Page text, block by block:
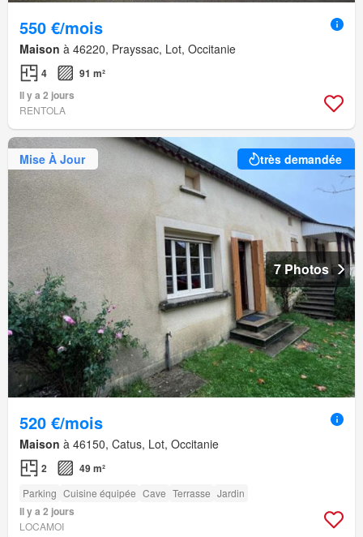
550 €/mois
Maison à 46220, Prayssac, Lot, Occitanie
4
91 m²
Il y a 2 jours
RENTOLA
Mise À Jour très demandée
7 Photos
520 €/mois
Maison à 46150, Catus, Lot, Occitanie
2 49 m²
Parking Cuisine équipée Cave Terrasse Jardin
Il y a 2 jours
LOCAMOI